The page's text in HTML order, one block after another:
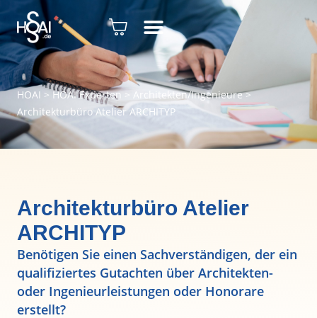
HOAI > HOAI Experten> Architekten/Ingenieure>
Architekturbüro Atelier ARCHITYP
Architekturbüro Atelier
ARCHITYP
Benötigen Sie einen Sachverständigen, der ein
qualifiziertes Gutachten über Architekten-
oder Ingenieurleistungen oder Honorare
erstellt?